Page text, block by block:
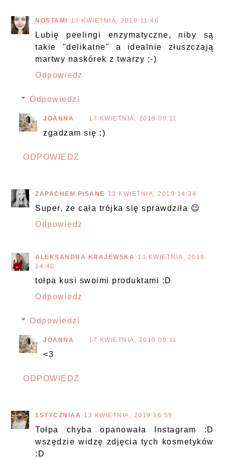
NOSTAMI 13 KWIETNIA, 2019 11:46
Lubię peelingi enzymatyczne, niby są
takie "delikatne" a idealnie złuszczają
martwy naskórek z twarzy ;-)
Odpowiedz
Odpowiedzi
JOANNA 17 KWIETNIA, 2019 09:11
zgadzam się :)
ODPOWIEDZ
ZAPACHEM PISANE 13 KWIETNIA, 2019 14:34
Super, że cała trójka się sprawdziła 😉
Odpowiedz
ALEKSANDRA KRAJEWSKA 13 KWIETNIA, 2019
14:40
tołpa kusi swoimi produktami :D
Odpowiedz
Odpowiedzi
JOANNA 17 KWIETNIA, 2019 09:11
<3
ODPOWIEDZ
1STYCZNIAA 13 KWIETNIA, 2019 16:59
Tołpa chyba opanowała Instagram :D
wszędzie widzę zdjęcia tych kosmetyków
:D